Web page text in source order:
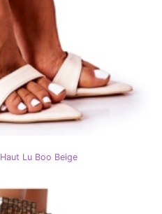
Lu Boo Beige